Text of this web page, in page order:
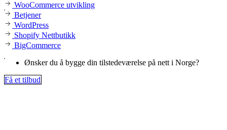
WooCommerce utvikling
Betjener
WordPress
Shopify Nettbutikk
BigCommerce
Ønsker du å bygge din tilstedeværelse på nett i Norge?
Få et tilbud